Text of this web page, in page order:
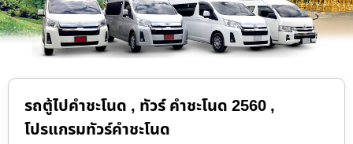
รถตู้ไปคำชะโนด , ทัวร์ คำชะโนด 2560 ,
โปรแกรมทัวร์คำชะโนด